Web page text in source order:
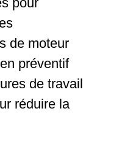
de moteur
préventif
de travail
réduire la